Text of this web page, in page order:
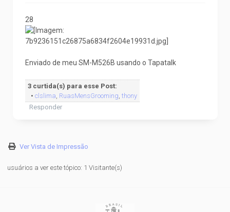
28
Enviado de meu SM-M526B usando o Tapatalk
3 curtida(s) para esse Post:
• clslima, RuasMensGrooming, thony
Responder
Ver Vista de Impressão
usuários a ver este tópico: 1 Visitante(s)